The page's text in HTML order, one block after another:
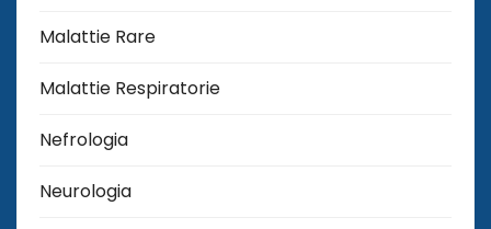
Malattie Rare
Malattie Respiratorie
Nefrologia
Neurologia